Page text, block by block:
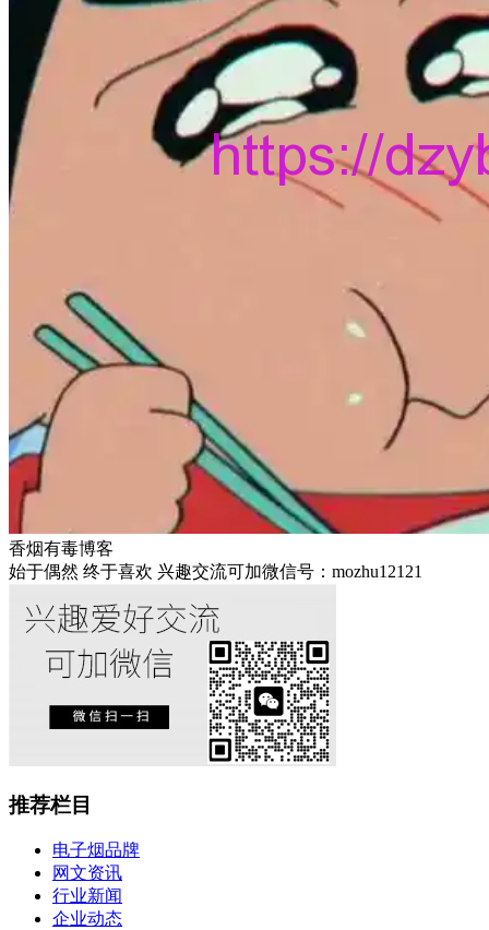
香烟有毒博客
始于偶然 终于喜欢 兴趣交流可加微信号：mozhu12121
推荐栏目
电子烟品牌
网文资讯
行业新闻
企业动态